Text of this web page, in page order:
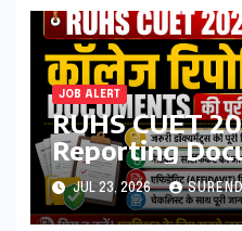
JOB ALERT
RUHS CUET
Reporting
लिस्ट | जरूरी
सर्टिफिकेट,
JUL 23, 2026